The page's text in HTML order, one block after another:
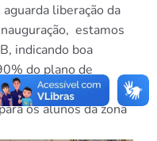
liberação da
estamos
indicando boa
do plano de
conseguimos
os alunos da zona